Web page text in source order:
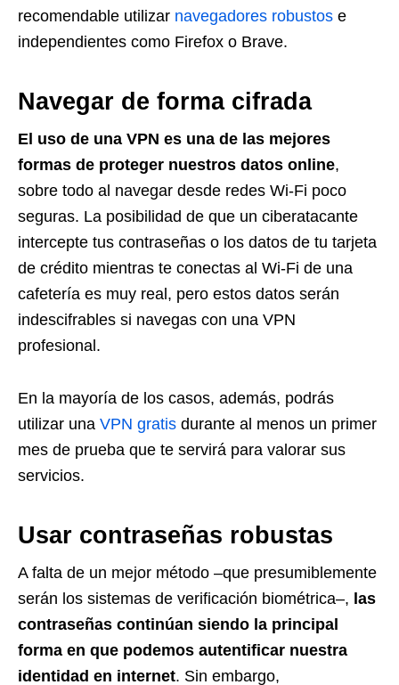
recomendable utilizar navegadores robustos e
independientes como Firefox o Brave.
Navegar de forma cifrada
El uso de una VPN es una de las mejores
formas de proteger nuestros datos online,
sobre todo al navegar desde redes Wi-Fi poco
seguras. La posibilidad de que un ciberatacante
intercepte tus contraseñas o los datos de tu tarjeta
de crédito mientras te conectas al Wi-Fi de una
cafetería es muy real, pero estos datos serán
indescifrables si navegas con una VPN
profesional.
En la mayoría de los casos, además, podrás
utilizar una VPN gratis durante al menos un primer
mes de prueba que te servirá para valorar sus
servicios.
Usar contraseñas robustas
A falta de un mejor método –que presumiblemente
serán los sistemas de verificación biométrica–, las
contraseñas continúan siendo la principal
forma en que podemos autentificar nuestra
identidad en internet. Sin embargo,